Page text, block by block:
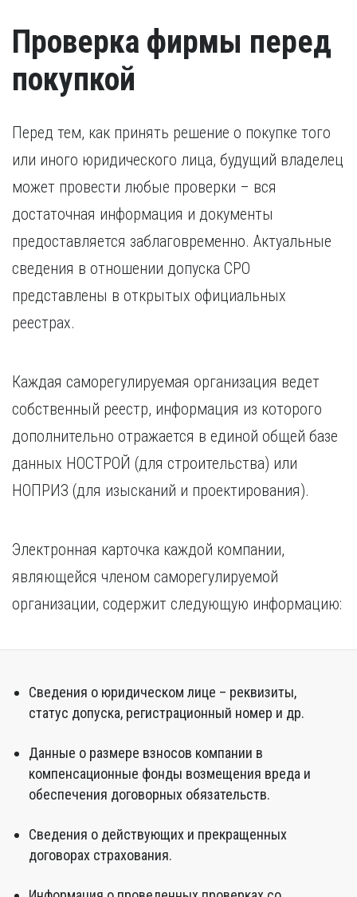
Проверка фирмы перед
покупкой
Перед тем, как принять решение о покупке того
или иного юридического лица, будущий владелец
может провести любые проверки – вся
достаточная информация и документы
предоставляется заблаговременно. Актуальные
сведения в отношении допуска СРО
представлены в открытых официальных
реестрах.
Каждая саморегулируемая организация ведет
собственный реестр, информация из которого
дополнительно отражается в единой общей базе
данных НОСТРОЙ (для строительства) или
НОПРИЗ (для изысканий и проектирования).
Электронная карточка каждой компании,
являющейся членом саморегулируемой
организации, содержит следующую информацию:
Сведения о юридическом лице – реквизиты,
статус допуска, регистрационный номер и др.
Данные о размере взносов компании в
компенсационные фонды возмещения вреда и
обеспечения договорных обязательств.
Сведения о действующих и прекращенных
договорах страхования.